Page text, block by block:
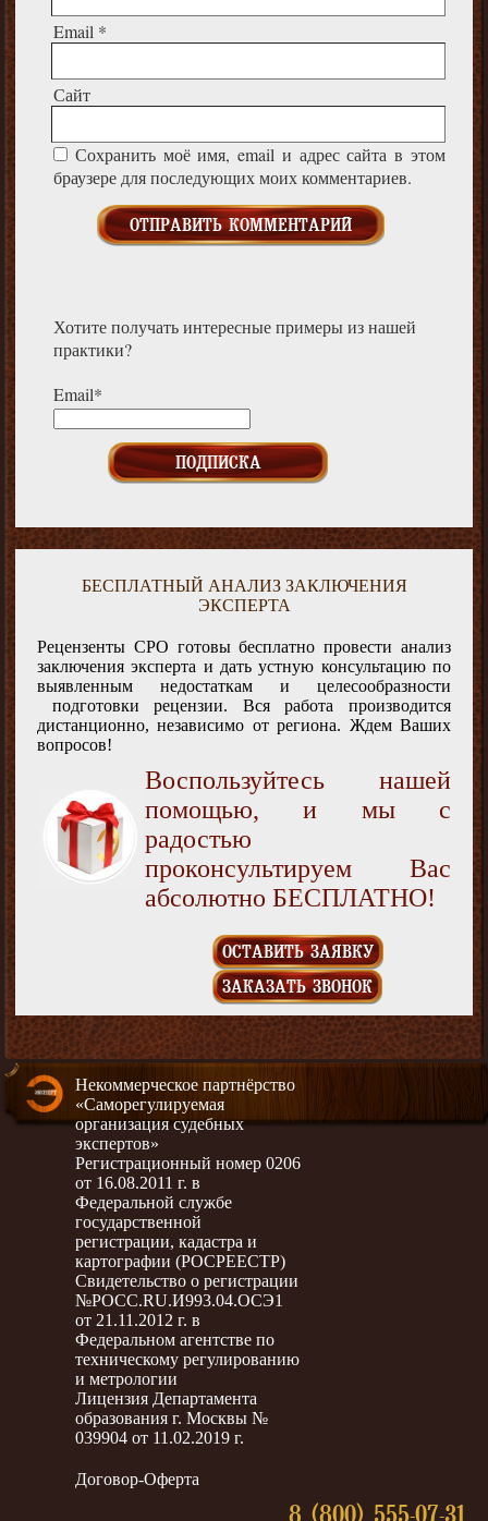
Email *
Сайт
Сохранить моё имя, email и адрес сайта в этом
браузере для последующих моих комментариев.
Хотите получать интересные примеры из нашей
практики?
Email*
БЕСПЛАТНЫЙ АНАЛИЗ ЗАКЛЮЧЕНИЯ
ЭКСПЕРТА
Рецензенты СРО готовы бесплатно провести анализ
заключения эксперта и дать устную консультацию по
выявленным недостаткам и целесообразности
подготовки рецензии. Вся работа производится
дистанционно, независимо от региона. Ждем Ваших
вопросов!
Воспользуйтесь нашей
помощью, и мы с
радостью
проконсультируем Вас
абсолютно БЕСПЛАТНО!
ОСТАВИТЬ ЗАЯВКУ
ЗАКАЗАТЬ ЗВОНОК
Некоммерческое партнёрство
«Саморегулируемая
организация судебных
экспертов»
Регистрационный номер 0206
от 16.08.2011 г. в
Федеральной службе
государственной
регистрации, кадастра и
картографии (РОСРЕЕСТР)
Свидетельство о регистрации
№РОСС.RU.И993.04.ОСЭ1
от 21.11.2012 г. в
Федеральном агентстве по
техническому регулированию
и метрологии
Лицензия Департамента
образования г. Москвы №
039904 от 11.02.2019 г.
Договор-Оферта
8 (800) 555-07-31